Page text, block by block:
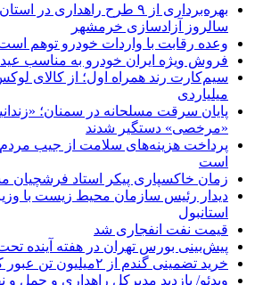
بهره‌برداری از ۹ طرح راهداری
سالروز آزادسازی خرمشهر
وعده رقابت با واردات خودرو توهم
فروش ویژه ایران خودرو به مناسب
سیم‌کارت رند همراه اول؛ از کالای
میلیاردی
پایان سرقت مسلحانه در سمنان؛
«مرخصی» دستگیر شدند
است
زمان خاکسپاری پیکر استاد
دیدار رئیس سازمان محیط زیست با
استانبول
قیمت نفت انفجاری شد
پیش‌بینی بورس تهران در هفته آینده
خرید تضمینی گندم از ۲میلیون تن عبور کرد
ویدئو/ بازدید مدیرکل راهداری و حمل